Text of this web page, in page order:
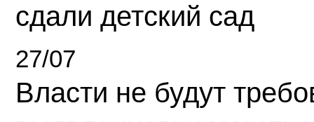
сдали детский сад
27/07
Власти не будут